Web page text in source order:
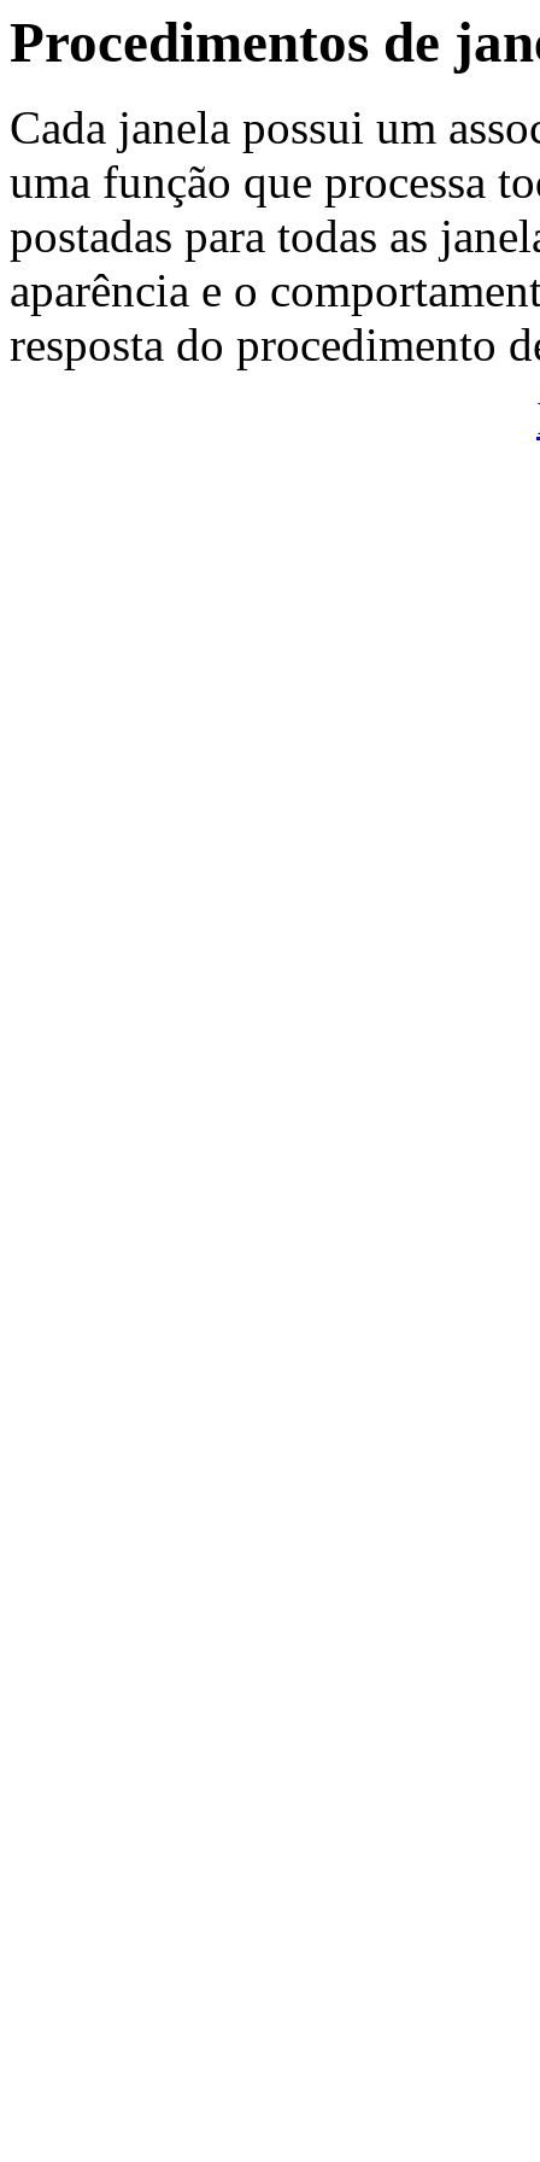
Procedimentos de
Cada janela possui um
uma função que processa
postadas para todas as
aparência e o
resposta do procedimento